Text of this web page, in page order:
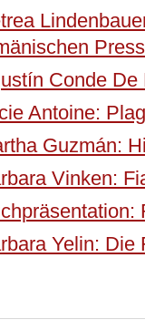
Conde De
Antoine:
Guzmán:
Vinken:
Yelin: Die